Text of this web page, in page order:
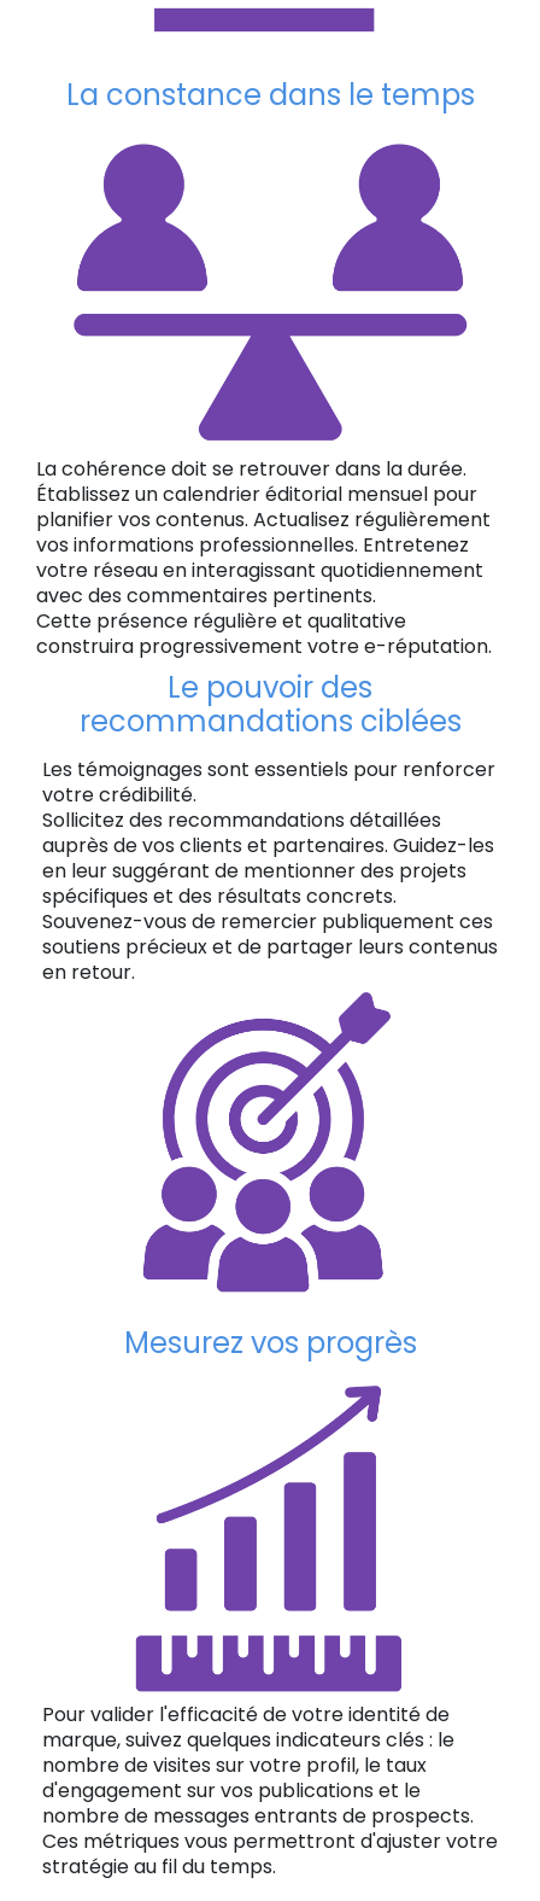
La constance dans le temps
La cohérence doit se retrouver dans la durée.
Établissez un calendrier éditorial mensuel pour
planifier vos contenus. Actualisez régulièrement
vos informations professionnelles. Entretenez
votre réseau en interagissant quotidiennement
avec des commentaires pertinents.
Cette présence régulière et qualitative
construira progressivement votre e-réputation.
Le pouvoir des
recommandations ciblées
Les témoignages sont essentiels pour renforcer
votre crédibilité.
Sollicitez des recommandations détaillées
auprès de vos clients et partenaires. Guidez-les
en leur suggérant de mentionner des projets
spécifiques et des résultats concrets.
Souvenez-vous de remercier publiquement ces
soutiens précieux et de partager leurs contenus
en retour.
Mesurez vos progrès
Pour valider l'efficacité de votre identité de
marque, suivez quelques indicateurs clés : le
nombre de visites sur votre profil, le taux
d'engagement sur vos publications et le
nombre de messages entrants de prospects.
Ces métriques vous permettront d'ajuster votre
stratégie au fil du temps.